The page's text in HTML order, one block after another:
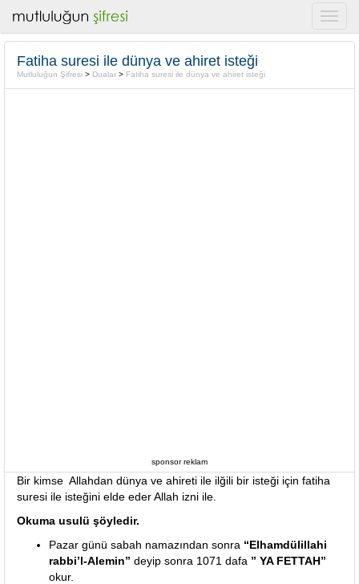
Fatiha suresi ile dünya ve ahiret isteği
Mutluluğun Şifresi > Dualar > Fatiha suresi ile dünya ve ahiret isteği
sponsor reklam
Bir kimse Allahdan dünya ve ahireti ile ilğili bir isteği için fatiha
suresi ile isteğini elde eder Allah izni ile.
Okuma usulü şöyledir.
Pazar günü sabah namazından sonra “Elhamdülillahi
rabbi’l-Alemin” deyip sonra 1071 dafa ” YA FETTAH”
okur.